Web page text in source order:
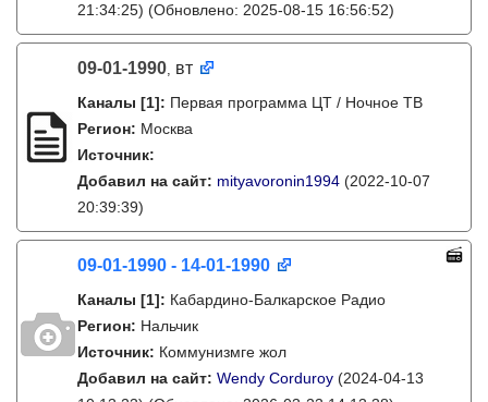
21:34:25) (Обновлено: 2025-08-15 16:56:52)
09-01-1990, вт
Каналы [1]: Первая программа ЦТ / Ночное ТВ
Регион: Москва
Источник:
Добавил на сайт: mityavoronin1994 (2022-10-07
20:39:39)
09-01-1990 - 14-01-1990
Каналы [1]: Кабардино-Балкарское Радио
Регион: Нальчик
Источник: Коммунизмге жол
Добавил на сайт: Wendy Corduroy (2024-04-13